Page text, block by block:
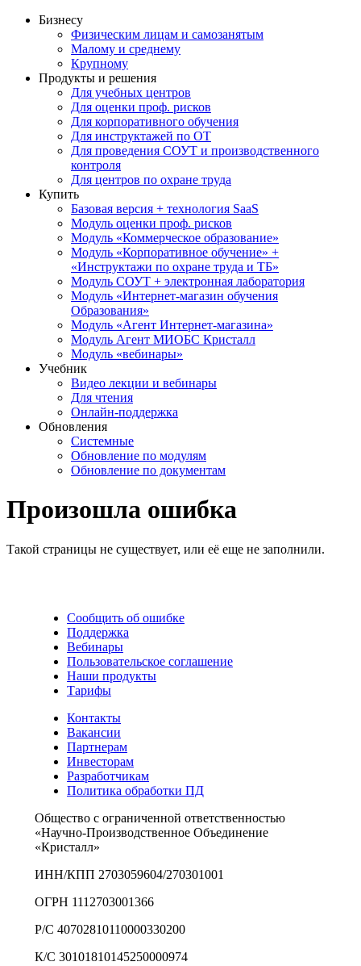
Бизнесу
Физическим лицам и самозанятым
Малому и среднему
Крупному
Продукты и решения
Для учебных центров
Для оценки проф. рисков
Для корпоративного обучения
Для инструктажей по ОТ
Для проведения СОУТ и производственного
контроля
Для центров по охране труда
Купить
Базовая версия + технология SaaS
Модуль оценки проф. рисков
Модуль «Коммерческое образование»
Модуль «Корпоративное обучение» +
«Инструктажи по охране труда и ТБ»
Модуль СОУТ + электронная лаборатория
Модуль «Интернет-магазин обучения
Образования»
Модуль «Агент Интернет-магазина»
Модуль Агент МИОБС Кристалл
Модуль «вебинары»
Учебник
Видео лекции и вебинары
Для чтения
Онлайн-поддержка
Обновления
Системные
Обновление по модулям
Обновление по документам
Произошла ошибка
Такой страницы не существует, или её еще не заполнили.
Сообщить об ошибке
Поддержка
Вебинары
Пользовательское соглашение
Наши продукты
Тарифы
Контакты
Вакансии
Партнерам
Инвесторам
Разработчикам
Политика обработки ПД
Общество с ограниченной ответственностью
«Научно-Производственное Объединение
«Кристалл»
ИНН/КПП 2703059604/270301001
ОГРН 1112703001366
Р/С 40702810110000330200
К/С 30101810145250000974